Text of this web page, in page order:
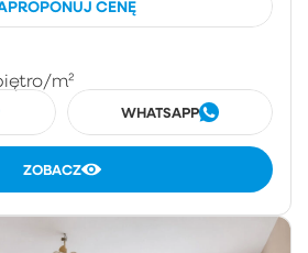
CENĘ
/m²
WHATSAPP
ZOBACZ